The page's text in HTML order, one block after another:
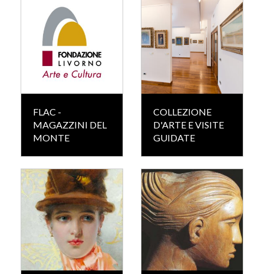
FLAC -
MAGAZZINI DEL
MONTE
COLLEZIONE
D'ARTE E VISITE
GUIDATE